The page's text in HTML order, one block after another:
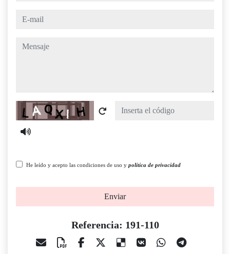
e-mail
mensaje
Captcha
He leído y acepto las condiciones de uso y política de privacidad
Enviar
Referencia: 191-110